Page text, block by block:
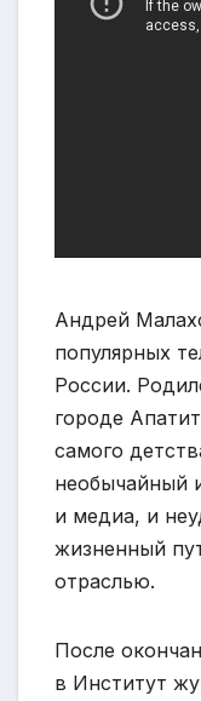
Андрей
популярных
России.
городе
самого
необычайный
и медиа, и
жизненный
отраслью.
После
в Институт